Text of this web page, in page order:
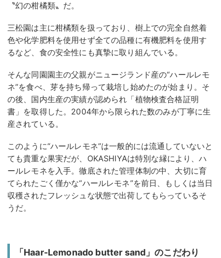
〝幻の柑橘類〟だ。
三松園は主に柑橘類を扱っており、樹上での完全自然着
色や化学肥料を使用せず全ての品種に有機肥料を使用す
るなど、食の安全性にも真摯に取り組んでいる。
そんな同園園主の父親がニュージランド産の“ハールレモ
ネ”を食べ、芽を持ち帰って栽培し始めたのが始まり。そ
の後、国内生産の実績が認められ「植物検査合格証明
書」を取得した。2004年から限られた数のみが丁寧に生
産されている。
このように“ハールレモネ”は一般的には流通していないと
ても貴重な果実だが、OKASHIYAは特別な縁により、ハ
ールレモネを入手。徹底された管理体制の中、大切に育
てられたごく僅かな“ハールレモネ”を前日、もしくは当日
収穫されたフレッシュな状態で出荷してもらっているそ
うだ。
「Haar-Lemonado butter sand」のこだわり